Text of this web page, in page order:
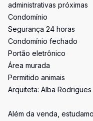
administrativas próximas
Condomínio
Segurança 24 horas
Condomínio fechado
Portão eletrônico
Área murada
Permitido animais
Arquiteta: Alba Rodrigues
Além da venda,